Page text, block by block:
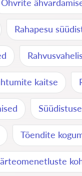
Ohvrite
Rahapesu
kaitse
Tõendite